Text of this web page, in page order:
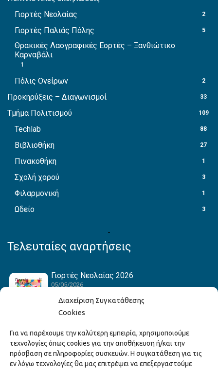
Διαχείριση Συγκατάθεσης
Cookies
Για να παρέχουμε την καλύτερη εμπειρία, χρησιμοποιούμε
τεχνολογίες όπως cookies για την αποθήκευση ή/και την
πρόσβαση σε πληροφορίες συσκευών. Η συγκατάθεση για τις
εν λόγω τεχνολογίες θα μας επιτρέψει να επεξεργαστούμε
Γιορτές Νεολαίας 2
Γιορτές Παλιάς Πόλης 5
Θρακικές Λαογραφικές Εορτές – Ξανθιώτικο
Καρναβάλι
1
Πόλις Ονείρων 2
Προκηρύξεις – Διαγωνισμοί 33
Τμήμα Πολιτισμού 109
Techlab 88
Βιβλιοθήκη 27
Πινακοθήκη 1
Σχολή χορού 3
Φιλαρμονική 1
Ωδείο 3
Τελευταίες αναρτήσεις
Γιορτές Νεολαίας 2026
05/05/2026
Hack the Match: Γνωρίζοντας τα Αμερικανικά
Αθλήματα! Δημιουργώντας το Δικό σου
Game Story!
22/04/2026